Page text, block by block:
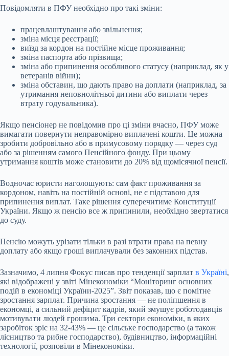
Повідомляти в ПФУ необхідно про такі зміни:
працевлаштування або звільнення;
зміна місця реєстрації;
виїзд за кордон на постійне місце проживання;
зміна паспорта або прізвища;
зміна або припинення особливого статусу (наприклад, як у
ветеранів війни);
зміна обставин, що дають право на доплати (наприклад, за
утримання неповнолітньої дитини або виплати через
втрату годувальника).
Якщо пенсіонер не повідомив про ці зміни вчасно, ПФУ може
вимагати повернути неправомірно виплачені кошти. Це можна
зробити добровільно або в примусовому порядку — через суд
або за рішенням самого Пенсійного фонду. При цьому
утримання коштів може становити до 20% від щомісячної пенсії.
Водночас юристи наголошують: сам факт проживання за
кордоном, навіть на постійній основі, не є підставою для
припинення виплат. Таке рішення суперечитиме Конституції
України. Якщо ж пенсію все ж припинили, необхідно звертатися
до суду.
Пенсію можуть урізати тільки в разі втрати права на певну
доплату або якщо гроші виплачували без законних підстав.
Зазначимо, 4 липня Фокус писав про тенденції зарплат в Україні,
які відображені у звіті Мінекономіки “Моніторинг основних
подій в економіці України-2025”. Звіт показав, що є помітне
зростання зарплат. Причина зростання — не поліпшення в
економці, а сильний дефіцит кадрів, який змушує роботодавців
мотивувати людей грошима. Три сектори економіки, в яких
заробіток зріс на 32-43% — це сільське господарство (а також
лісництво та рибне господарство), будівництво, інформаційні
технології, розповіли в Мінекономіки.